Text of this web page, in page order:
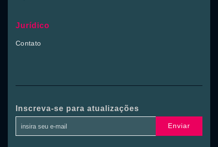
Jurídico
Contato
Inscreva-se para atualizações
Enviar